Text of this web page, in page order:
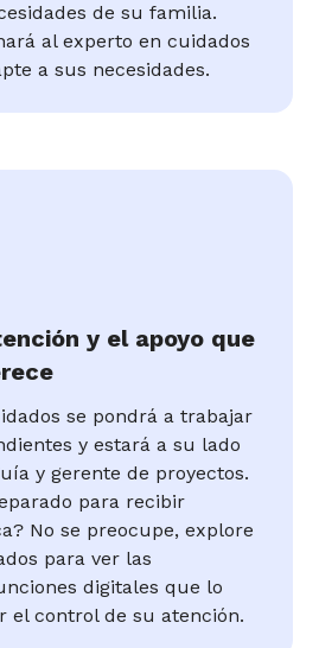
de su familia.
al experto en cuidados
a sus necesidades.
y el apoyo que
se pondrá a trabajar
y estará a su lado
y gerente de proyectos.
para recibir
No se preocupe, explore
para ver las
digitales que lo
el control de su atención.